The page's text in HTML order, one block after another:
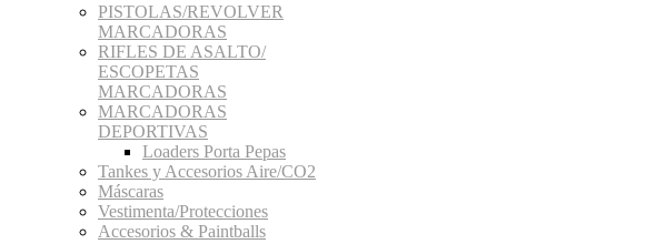
PISTOLAS/REVOLVER
MARCADORAS
RIFLES DE ASALTO/
ESCOPETAS
MARCADORAS
MARCADORAS
DEPORTIVAS
Loaders Porta Pepas
Tankes y Accesorios Aire/CO2
Máscaras
Vestimenta/Protecciones
Accesorios & Paintballs